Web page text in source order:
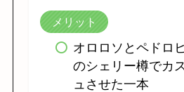
メリット
オロロソとペドロ
のシェリー樽でカ
ュさせた一本